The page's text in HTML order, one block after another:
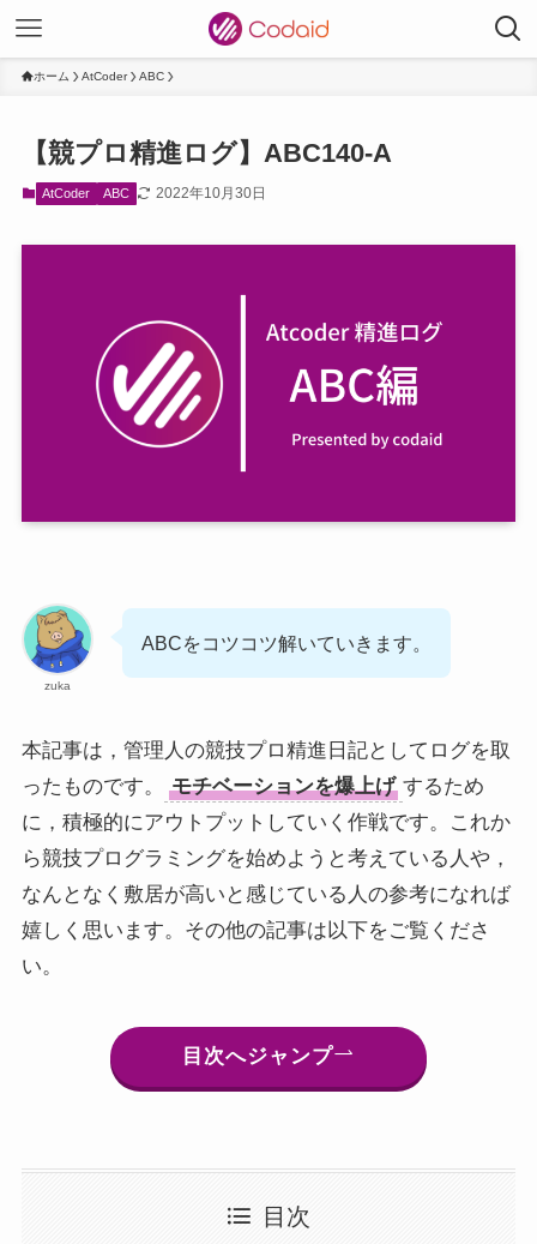
ホーム AtCoder ABC
【競プロ精進ログ】ABC140-A
AtCoder ABC 2022年10月30日
zuka
ABCをコツコツ解いていきます。
本記事は，管理人の競技プロ精進日記としてログを取
ったものです。
モチベーションを爆上げ するため
に，積極的にアウトプットしていく作戦です。これか
ら競技プログラミングを始めようと考えている人や，
なんとなく敷居が高いと感じている人の参考になれば
嬉しく思います。その他の記事は以下をご覧くださ
い。
目次へジャンプ
目次